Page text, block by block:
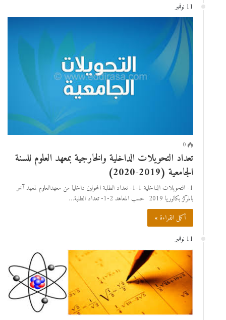
11 نوفمبر
0
تعداد التحويلات الداخلية والخارجية بمعهد العلوم للسنة
الجامعية (2019-2020)
1- التحويلات الداخلية 1-1- تعداد الطلبة المحولين داخليا من معهدالعلوم لمعهد آخر
بالمركز بكالوريا 2019 حسب المعاهد 2-1- تعداد الطلبة…
أكمل القراءة »
11 نوفمبر